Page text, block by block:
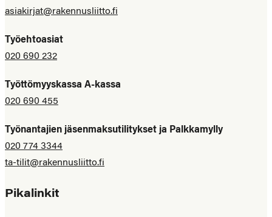
asiakirjat@rakennusliitto.fi
Työehtoasiat
020 690 232
Työttömyyskassa A-kassa
020 690 455
Työnantajien jäsenmaksutilitykset ja Palkkamylly
020 774 3344
ta-tilit@rakennusliitto.fi
Pikalinkit